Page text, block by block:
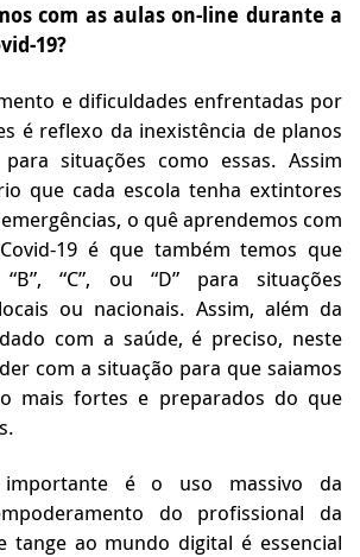
com as aulas on-line durante a
19?
e dificuldades enfrentadas por
é reflexo da inexistência de planos
situações como essas. Assim
que cada escola tenha extintores
o quê aprendemos com
19 é que também temos que
“C”, ou “D” para situações
ou nacionais. Assim, além da
com a saúde, é preciso, neste
com a situação para que saiamos
mais fortes e preparados do que
importante é o uso massivo da
do profissional da
tange ao mundo digital é essencial